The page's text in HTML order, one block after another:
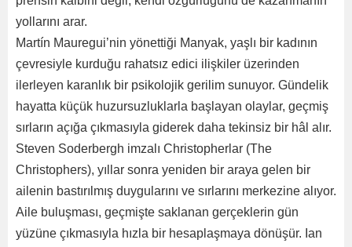
yollarını arar.
Martín Mauregui’nin yönettiği Manyak, yaşlı bir kadının
çevresiyle kurduğu rahatsız edici ilişkiler üzerinden
ilerleyen karanlık bir psikolojik gerilim sunuyor. Gündelik
hayatta küçük huzursuzluklarla başlayan olaylar, geçmiş
sırların açığa çıkmasıyla giderek daha tekinsiz bir hâl alır.
Steven Soderbergh imzalı Christopherlar (The
Christophers), yıllar sonra yeniden bir araya gelen bir
ailenin bastırılmış duygularını ve sırlarını merkezine alıyor.
Aile buluşması, geçmişte saklanan gerçeklerin gün
yüzüne çıkmasıyla hızla bir hesaplaşmaya dönüşür. Ian